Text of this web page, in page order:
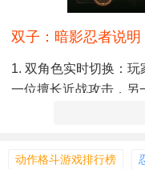
双子：暗影忍者说明
1. 双角色实时切换：玩
一位擅长近战攻击，另
能和策略组合，应对各
的忍者世界场景，配以
动作格斗游戏排行榜